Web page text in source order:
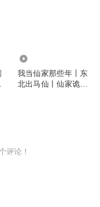
我当仙家那些年丨东
北出马仙丨仙家诡事
评论！